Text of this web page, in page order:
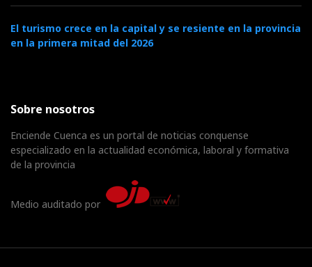
El turismo crece en la capital y se resiente en la provincia
en la primera mitad del 2026
Sobre nosotros
Enciende Cuenca es un portal de noticias conquense
especializado en la actualidad económica, laboral y formativa
de la provincia
Medio auditado por